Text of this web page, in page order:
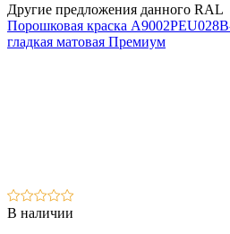
Другие предложения данного RAL
Порошковая краска
гладкая матовая Премиум
В наличии